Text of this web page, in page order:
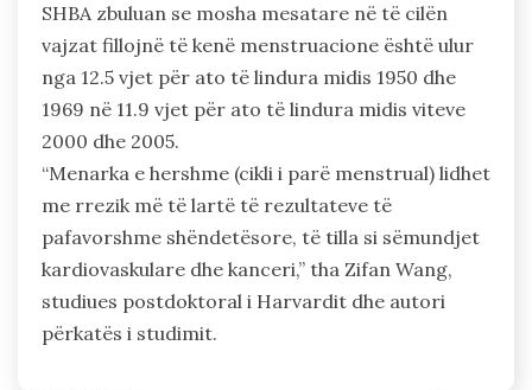
SHBA zbuluan se mosha mesatare në të cilën
vajzat fillojnë të kenë menstruacione është ulur
nga 12.5 vjet për ato të lindura midis 1950 dhe
1969 në 11.9 vjet për ato të lindura midis viteve
2000 dhe 2005.
“Menarka e hershme (cikli i parë menstrual) lidhet
me rrezik më të lartë të rezultateve të
pafavorshme shëndetësore, të tilla si sëmundjet
kardiovaskulare dhe kanceri,” tha Zifan Wang,
studiues postdoktoral i Harvardit dhe autori
përkatës i studimit.